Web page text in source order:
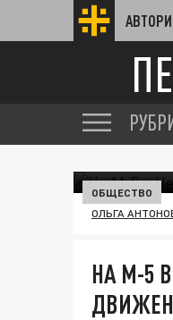
ОБЩЕСТВО
ОЛЬГА
НА М-5